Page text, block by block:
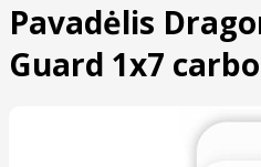
Pavadėlis
Guard 1x7